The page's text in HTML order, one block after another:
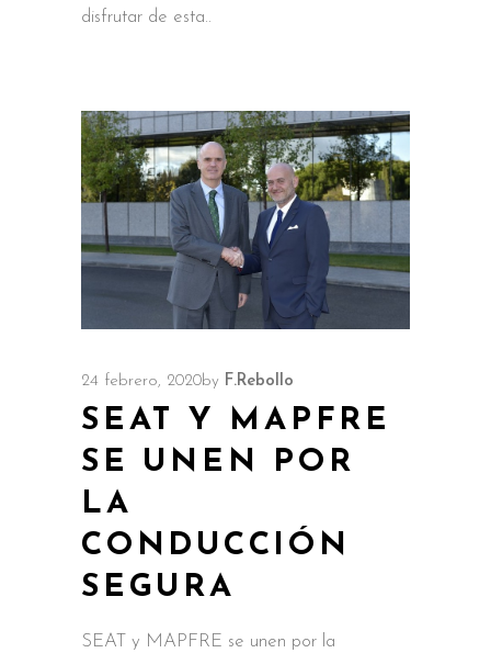
disfrutar de esta
24 febrero, 2020by F.Rebollo
SEAT Y MAPFRE
SE UNEN POR
LA
CONDUCCIÓN
SEGURA
SEAT y MAPFRE se unen por la